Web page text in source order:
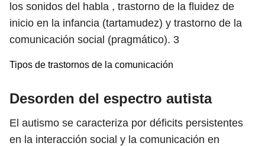
los sonidos del habla , trastorno de la fluidez de
inicio en la infancia (tartamudez) y trastorno de la
comunicación social (pragmático). 3
Tipos de trastornos de la comunicación
Desorden del espectro autista
El autismo se caracteriza por déficits persistentes
en la interacción social y la comunicación en